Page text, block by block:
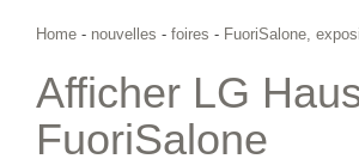
Home - nouvelles - foires - FuoriSalone,
Afficher LG
FuoriSalone